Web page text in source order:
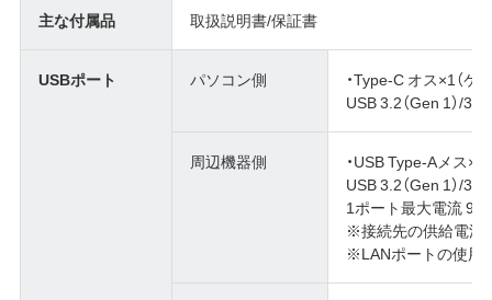
主な付属品 取扱説明書/保証書
USBポート パソコン側
・Type-C オス×1（ケ
USB 3.2（Gen 1）/
周辺機器側
・USB Type-Aメス×3
USB 3.2（Gen 1）/
1ポート最大電流
※接続先の供給電流
※LANポートの使用